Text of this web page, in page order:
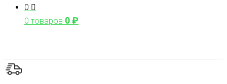
0
0 товаров 0₽